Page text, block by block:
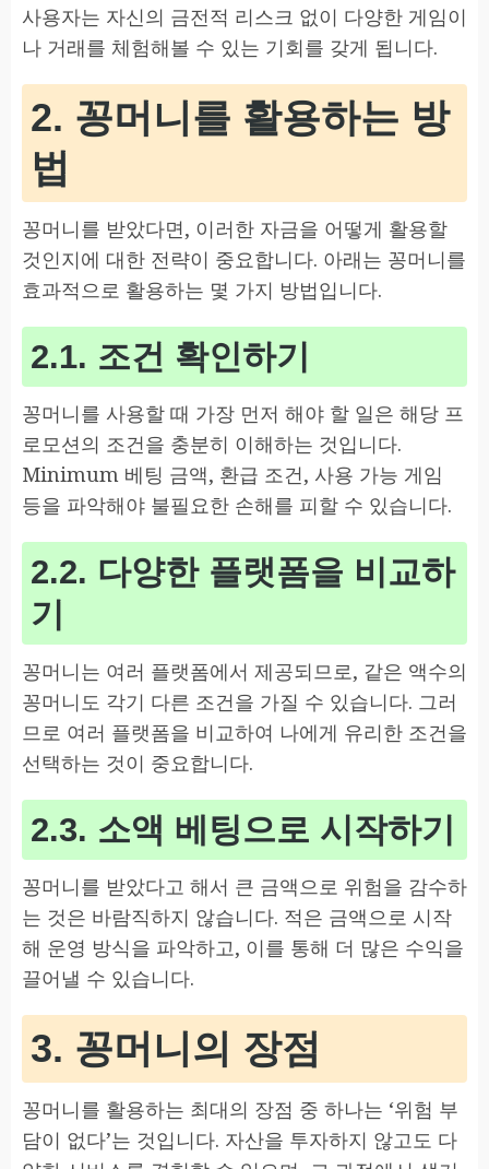
사용자는 자신의 금전적 리스크 없이 다양한 게임이
나 거래를 체험해볼 수 있는 기회를 갖게 됩니다.
2. 꽁머니를 활용하는 방
법
꽁머니를 받았다면, 이러한 자금을 어떻게 활용할
것인지에 대한 전략이 중요합니다. 아래는 꽁머니를
효과적으로 활용하는 몇 가지 방법입니다.
2.1. 조건 확인하기
꽁머니를 사용할 때 가장 먼저 해야 할 일은 해당 프
로모션의 조건을 충분히 이해하는 것입니다.
Minimum 베팅 금액, 환급 조건, 사용 가능 게임
등을 파악해야 불필요한 손해를 피할 수 있습니다.
2.2. 다양한 플랫폼을 비교하
기
꽁머니는 여러 플랫폼에서 제공되므로, 같은 액수의
꽁머니도 각기 다른 조건을 가질 수 있습니다. 그러
므로 여러 플랫폼을 비교하여 나에게 유리한 조건을
선택하는 것이 중요합니다.
2.3. 소액 베팅으로 시작하기
꽁머니를 받았다고 해서 큰 금액으로 위험을 감수하
는 것은 바람직하지 않습니다. 적은 금액으로 시작
해 운영 방식을 파악하고, 이를 통해 더 많은 수익을
끌어낼 수 있습니다.
3. 꽁머니의 장점
꽁머니를 활용하는 최대의 장점 중 하나는 ‘위험 부
담이 없다’는 것입니다. 자산을 투자하지 않고도 다